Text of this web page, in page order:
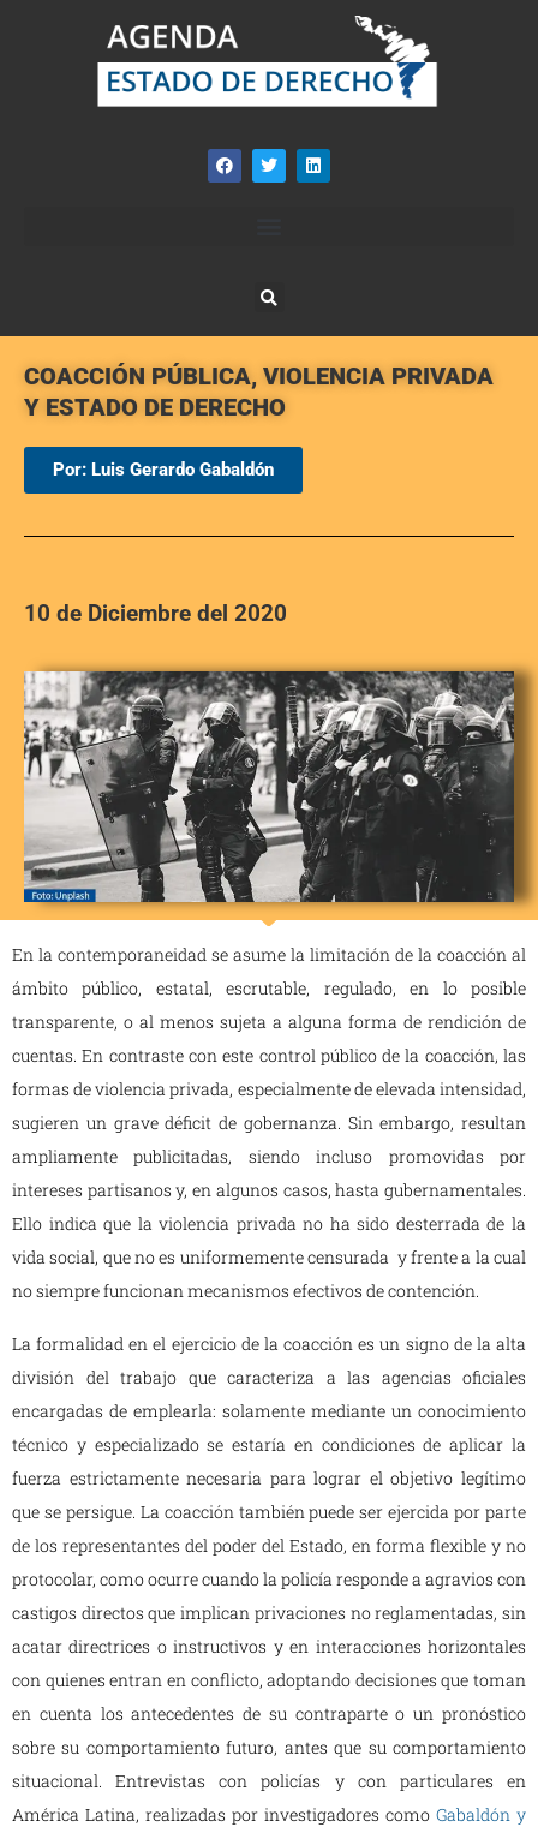
COACCIÓN PÚBLICA, VIOLENCIA PRIVADA
Y ESTADO DE DERECHO
Por: Luis Gerardo Gabaldón
10 de Diciembre del 2020
En la contemporaneidad se asume la limitación de la coacción al
ámbito público, estatal, escrutable, regulado, en lo posible
transparente, o al menos sujeta a alguna forma de rendición de
cuentas. En contraste con este control público de la coacción, las
formas de violencia privada, especialmente de elevada intensidad,
sugieren un grave déficit de gobernanza. Sin embargo, resultan
ampliamente publicitadas, siendo incluso promovidas por
intereses partisanos y, en algunos casos, hasta gubernamentales.
Ello indica que la violencia privada no ha sido desterrada de la
vida social, que no es uniformemente censurada y frente a la cual
no siempre funcionan mecanismos efectivos de contención.
La formalidad en el ejercicio de la coacción es un signo de la alta
división del trabajo que caracteriza a las agencias oficiales
encargadas de emplearla: solamente mediante un conocimiento
técnico y especializado se estaría en condiciones de aplicar la
fuerza estrictamente necesaria para lograr el objetivo legítimo
que se persigue. La coacción también puede ser ejercida por parte
de los representantes del poder del Estado, en forma flexible y no
protocolar, como ocurre cuando la policía responde a agravios con
castigos directos que implican privaciones no reglamentadas, sin
acatar directrices o instructivos y en interacciones horizontales
con quienes entran en conflicto, adoptando decisiones que toman
en cuenta los antecedentes de su contraparte o un pronóstico
sobre su comportamiento futuro, antes que su comportamiento
situacional. Entrevistas con policías y con particulares en
América Latina, realizadas por investigadores como Gabaldón y